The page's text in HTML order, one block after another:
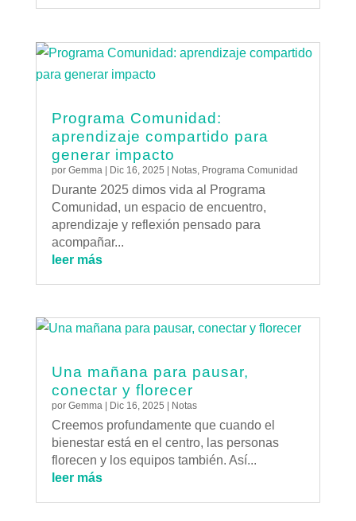
Programa Comunidad:
aprendizaje compartido para
generar impacto
por Gemma | Dic 16, 2025 | Notas, Programa Comunidad
Durante 2025 dimos vida al Programa
Comunidad, un espacio de encuentro,
aprendizaje y reflexión pensado para
acompañar...
leer más
Una mañana para pausar,
conectar y florecer
por Gemma| Dic 16, 2025 | Notas
Creemos profundamente que cuando el
bienestar está en el centro, las personas
florecen y los equipos también. Así...
leer más